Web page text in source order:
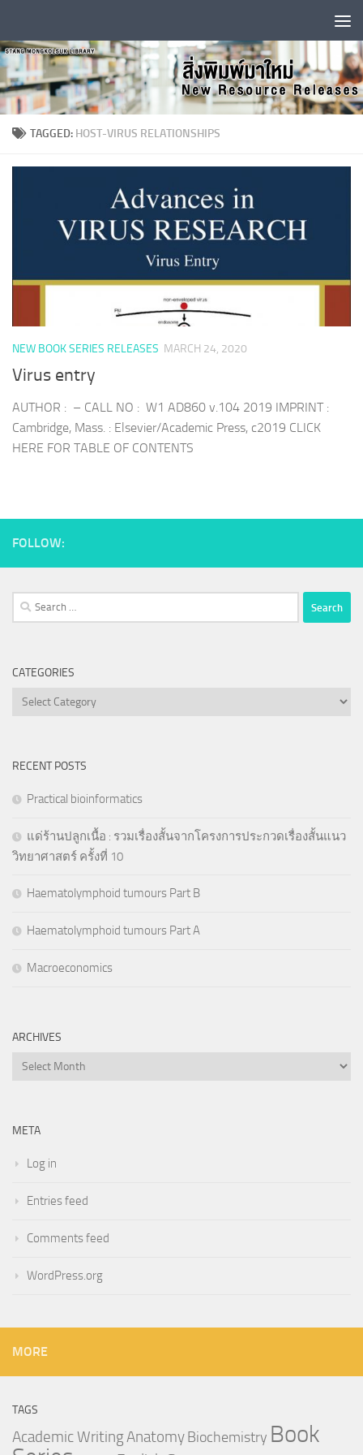
TAGGED: HOST-VIRUS RELATIONSHIPS
NEW BOOK SERIES RELEASES MARCH 24, 2020
Virus entry
AUTHOR : – CALL NO : W1 AD860 v.104 2019 IMPRINT :
Cambridge, Mass. : Elsevier/Academic Press, c2019 CLICK
HERE FOR TABLE OF CONTENTS
FOLLOW:
Search
for:
CATEGORIES
Categories
RECENT POSTS
Practical bioinformatics
แด่ร้านปลูกเนื้อ : รวมเรื่องสั้นจากโครงการประกวดเรื่องสั้นแนว
วิทยาศาสตร์ ครั้งที่ 10
Haematolymphoid tumours Part B
Haematolymphoid tumours Part A
Macroeconomics
ARCHIVES
Archives
META
Log in
Entries feed
Comments feed
WordPress.org
MORE
TAGS
Academic WritingAnatomy Biochemistry Book